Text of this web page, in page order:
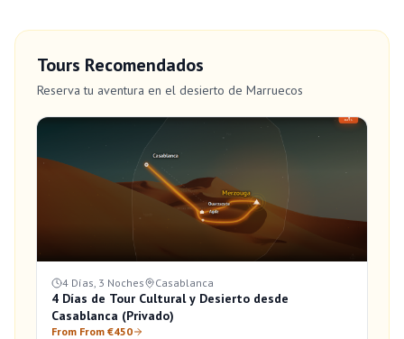
Tours Recomendados
Reserva tu aventura en el desierto de Marruecos
4 Días, 3 Noches Casablanca
4 Días de Tour Cultural y Desierto desde
Casablanca (Privado)
From From €450